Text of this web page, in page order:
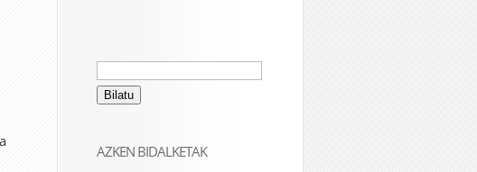
Bilatu:
AZKEN BIDALKETAK